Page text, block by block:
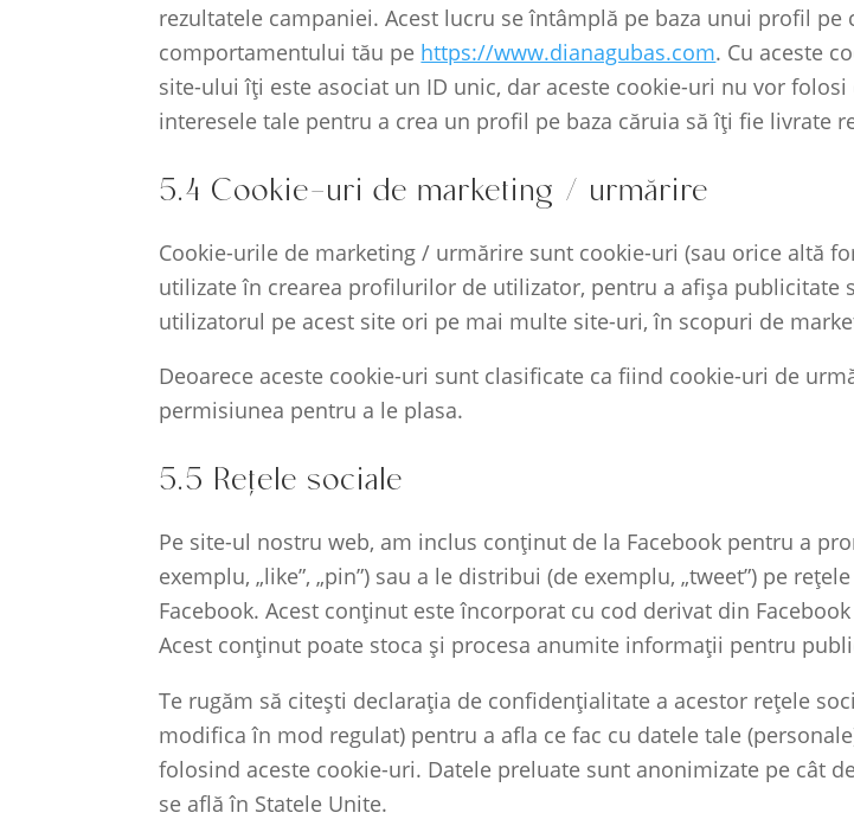
rezultatele campaniei. Acest lucru se întâmplă pe baza unui profil pe
comportamentului tău pe https://www.dianagubas.com. Cu aceste
site-ului îți este asociat un ID unic, dar aceste cookie-uri nu vor
interesele tale pentru a crea un profil pe baza căruia să îți fie livrate
5.4 Cookie-uri de marketing / urmărire
Cookie-urile de marketing / urmărire sunt cookie-uri (sau orice altă
utilizate în crearea profilurilor de utilizator, pentru a afișa publicitate
utilizatorul pe acest site ori pe mai multe site-uri, în scopuri de
Deoarece aceste cookie-uri sunt clasificate ca fiind cookie-uri de
permisiunea pentru a le plasa.
5.5 Rețele sociale
Pe site-ul nostru web, am inclus conținut de la Facebook pentru a
exemplu, „like”, „pin”) sau a le distribui (de exemplu, „tweet”) pe
Facebook. Acest conținut este încorporat cu cod derivat din
Acest conținut poate stoca și procesa anumite informații pentru
Te rugăm să citești declarația de confidențialitate a acestor rețele
modifica în mod regulat) pentru a afla ce fac cu datele tale
folosind aceste cookie-uri. Datele preluate sunt anonimizate pe cât
se află în Statele Unite.